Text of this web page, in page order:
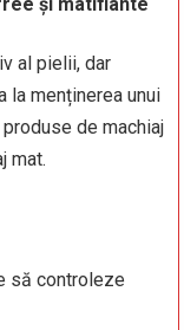
al pielii, dar
la menținerea unui
de machiaj
mat.
să controleze